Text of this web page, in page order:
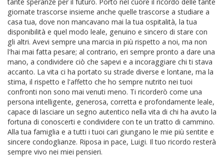
giornate trascorse insieme anche quelle trascorse a studiare a
casa tua, dove non mancavano mai la tua ospitalità, la tua
disponibilità e quel modo leale, genuino e sincero di stare con
gli altri. Avevi sempre una marcia in più rispetto a noi, ma non
l'hai mai fatta pesare; al contrario, eri sempre pronto a dare una
mano, a condividere ciò che sapevi e a incoraggiare chi ti stava
accanto. La vita ci ha portato su strade diverse e lontane, ma la
stima, il rispetto e l'affetto che ho sempre nutrito nei tuoi
confronti non sono mai venuti meno. Ti ricorderò come una
persona intelligente, generosa, corretta e profondamente leale,
capace di lasciare un segno autentico nella vita di chi ha avuto la
fortuna di conoscerti e condividere con te un tratto di cammino.
Alla tua famiglia e a tutti i tuoi cari giungano le mie più sentite e
sincere condoglianze. Riposa in pace, Luigi. Il tuo ricordo resterà
sempre vivo nei miei pensieri.